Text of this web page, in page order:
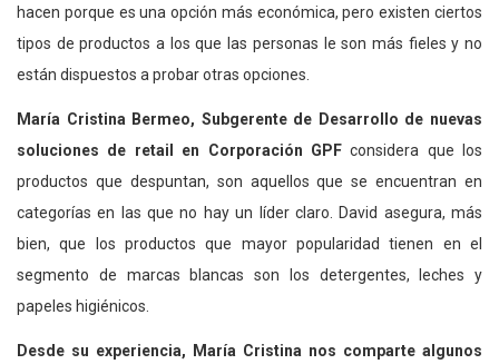
hacen porque es una opción más económica, pero existen ciertos
tipos de productos a los que las personas le son más fieles y no
están dispuestos a probar otras opciones.
María Cristina Bermeo, Subgerente de Desarrollo de nuevas
soluciones de retail en Corporación GPFconsidera que los
productos que despuntan, son aquellos que se encuentran en
categorías en las que no hay un líder claro. David asegura, más
bien, que los productos que mayor popularidad tienen en el
segmento de marcas blancas son los detergentes, leches y
papeles higiénicos.
Desde su experiencia, María Cristina nos comparte algunos